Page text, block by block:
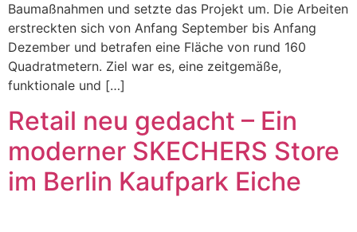
Baumaßnahmen und setzte das Projekt um. Die Arbeiten
erstreckten sich von Anfang September bis Anfang
Dezember und betrafen eine Fläche von rund 160
Quadratmetern. Ziel war es, eine zeitgemäße,
funktionale und […]
Retail neu gedacht – Ein
moderner SKECHERS Store
im Berlin Kaufpark Eiche